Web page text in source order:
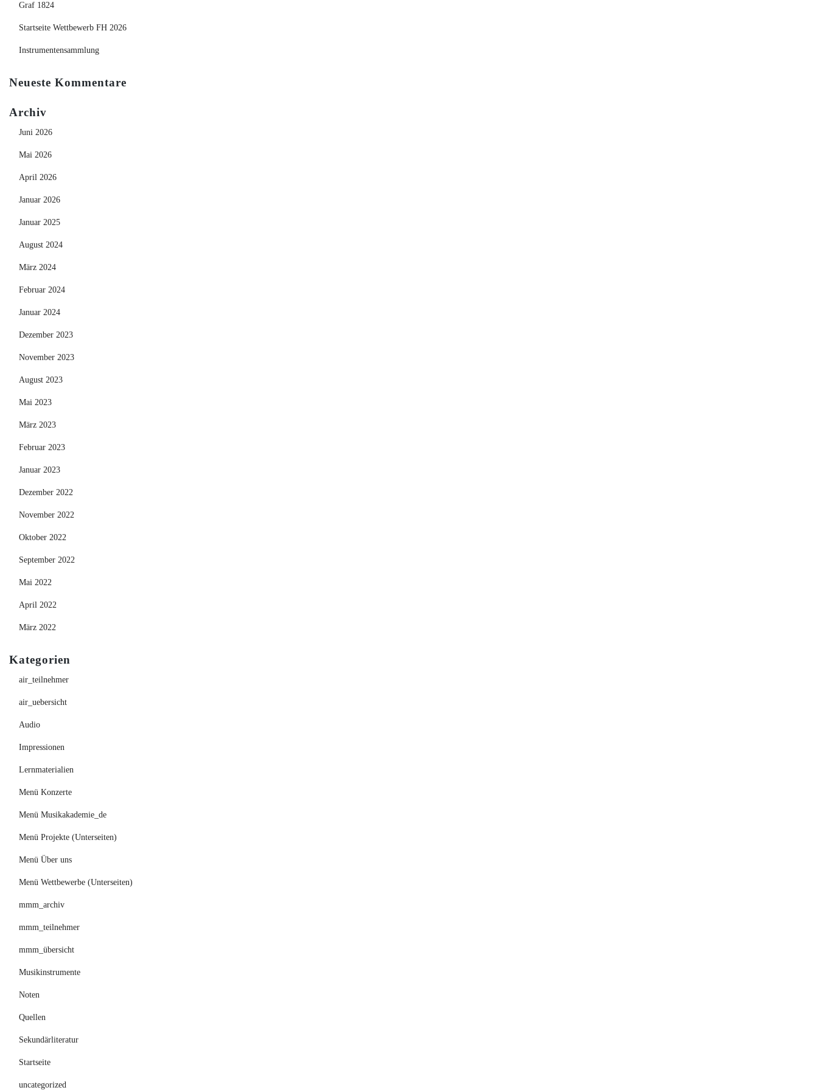
Graf 1824
Startseite Wettbewerb FH 2026
Instrumentensammlung
Neueste Kommentare
Archiv
Juni 2026
Mai 2026
April 2026
Januar 2026
Januar 2025
August 2024
März 2024
Februar 2024
Januar 2024
Dezember 2023
November 2023
August 2023
Mai 2023
März 2023
Februar 2023
Januar 2023
Dezember 2022
November 2022
Oktober 2022
September 2022
Mai 2022
April 2022
März 2022
Kategorien
air_teilnehmer
air_uebersicht
Audio
Impressionen
Lernmaterialien
Menü Konzerte
Menü Musikakademie_de
Menü Projekte (Unterseiten)
Menü Über uns
Menü Wettbewerbe (Unterseiten)
mmm_archiv
mmm_teilnehmer
mmm_übersicht
Musikinstrumente
Noten
Quellen
Sekundärliteratur
Startseite
uncategorized